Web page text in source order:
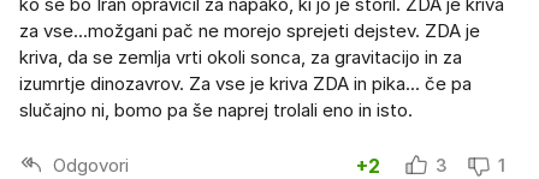
ko se bo Iran opravičil za napako, ki jo je storil. ZDA je kriva
za vse...možgani pač ne morejo sprejeti dejstev. ZDA je
kriva, da se zemlja vrti okoli sonca, za gravitacijo in za
izumrtje dinozavrov. Za vse je kriva ZDA in pika... če pa
slučajno ni, bomo pa še naprej trolali eno in isto.
Odgovori +2 3 1